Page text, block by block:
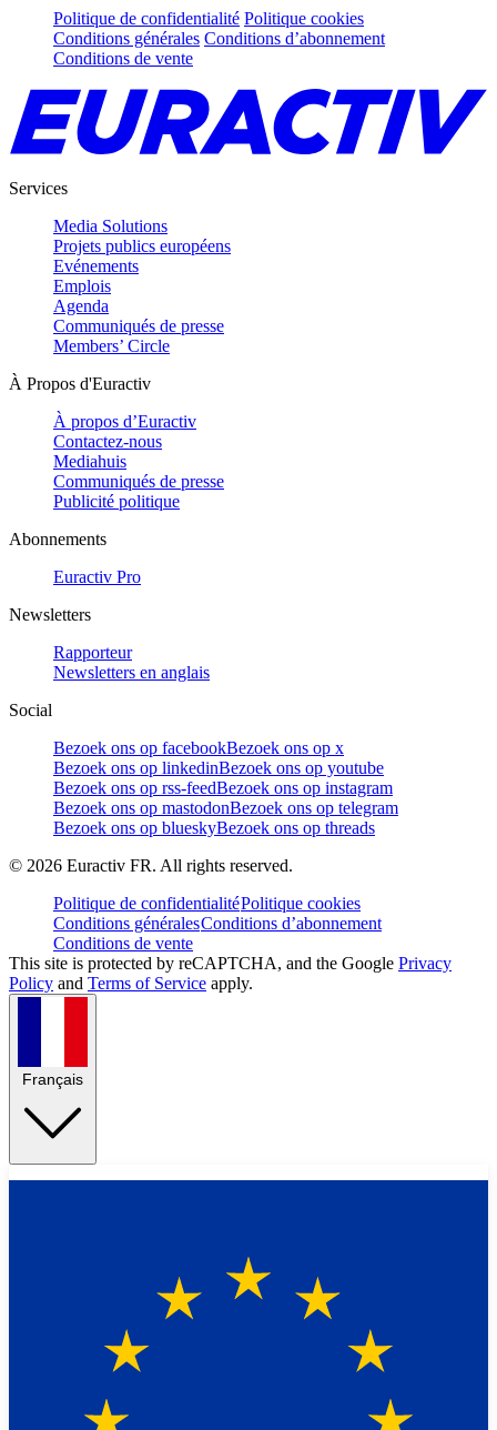
Politique de confidentialité Politique cookies
Conditions générales Conditions d’abonnement
Conditions de vente
Services
Media Solutions
Projets publics européens
Evénements
Emplois
Agenda
Communiqués de presse
Members’ Circle
À Propos d'Euractiv
À propos d’Euractiv
Contactez-nous
Mediahuis
Communiqués de presse
Publicité politique
Abonnements
Euractiv Pro
Newsletters
Rapporteur
Newsletters en anglais
Social
Bezoek ons op facebookBezoek ons op x
Bezoek ons op linkedinBezoek ons op youtube
Bezoek ons op rss-feedBezoek ons op instagram
Bezoek ons op mastodonBezoek ons op telegram
Bezoek ons op blueskyBezoek ons op threads
© 2026 Euractiv FR. All rights reserved.
Politique de confidentialitéPolitique cookies
Conditions généralesConditions d’abonnement
Conditions de vente
This site is protected by reCAPTCHA, and the Google Privacy
Policy and Terms of Service apply.
Français